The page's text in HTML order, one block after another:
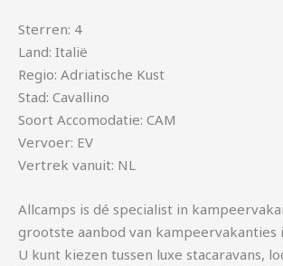
Sterren: 4
Land: Italië
Regio: Adriatische Kust
Stad: Cavallino
Soort Accomodatie: CAM
Vervoer: EV
Vertrek vanuit: NL
Allcamps is dé specialist in
grootste aanbod van kampeervakanties
U kunt kiezen tussen luxe stacaravans,